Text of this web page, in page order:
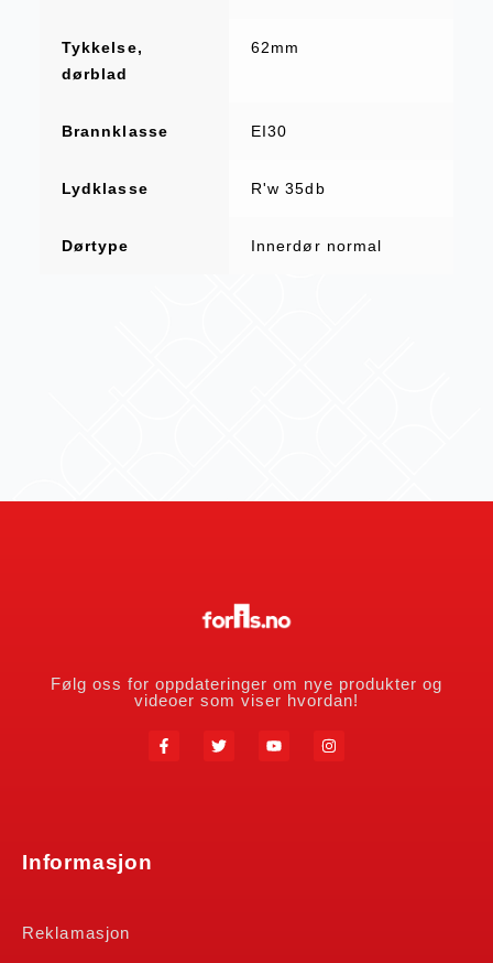
Tykkelse,
dørblad
62mm
Brannklasse EI30
Lydklasse R'w 35db
Dørtype Innerdør normal
Følg oss for oppdateringer om nye produkter og
videoer som viser hvordan!
Informasjon
Reklamasjon